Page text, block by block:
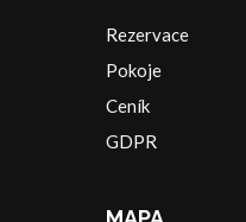
Rezervace
Pokoje
Ceník
GDPR